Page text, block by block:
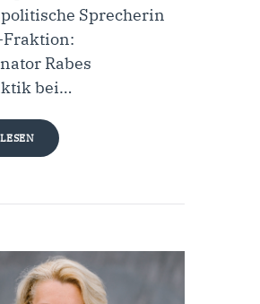
Sprecherin
Fraktion:
Rabes
bei…